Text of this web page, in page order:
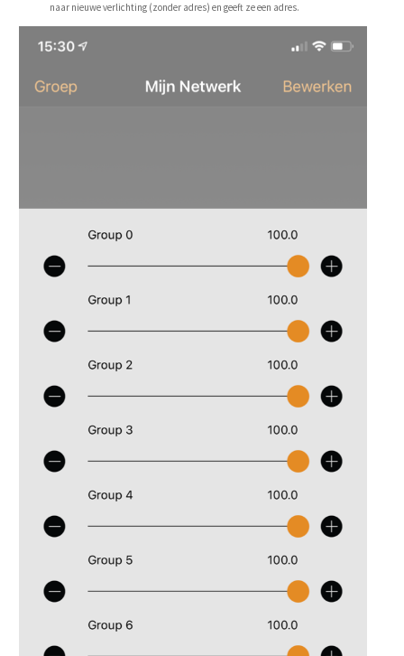
naar nieuwe verlichting (zonder adres) en geeft ze een adres.